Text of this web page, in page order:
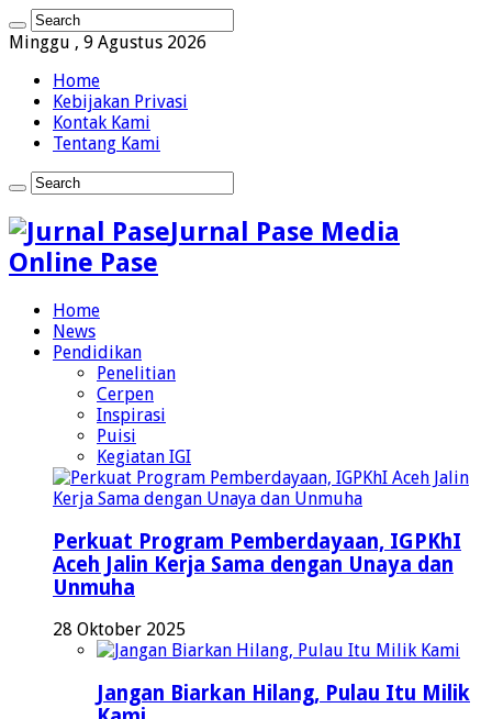
Minggu , 9 Agustus 2026
Home
Kebijakan Privasi
Kontak Kami
Tentang Kami
Jurnal Pase Media
Online Pase
Home
News
Pendidikan
Penelitian
Cerpen
Inspirasi
Puisi
Kegiatan IGI
Perkuat Program Pemberdayaan, IGPKhI
Aceh Jalin Kerja Sama dengan Unaya dan
Unmuha
28 Oktober 2025
Jangan Biarkan Hilang, Pulau Itu Milik